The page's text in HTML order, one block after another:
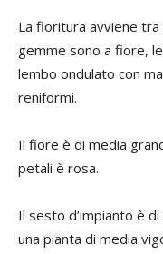
La fioritura avviene tra
gemme sono a fiore,
lembo ondulato con
reniformi.
Il fiore è di media
petali è rosa.
Il sesto d’impianto è
una pianta di media